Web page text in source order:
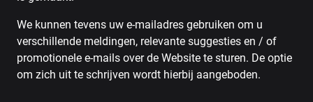
We kunnen tevens uw e-mailadres gebruiken om u
verschillende meldingen, relevante suggesties en / of
promotionele e-mails over de Website te sturen. De optie
om zich uit te schrijven wordt hierbij aangeboden.